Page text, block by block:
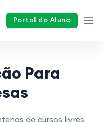
Portal do Aluno
Para
de cursos livres